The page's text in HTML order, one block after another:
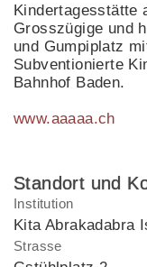
Kindertagesstätte
Grosszügige und
und Gumpiplatz
Subventionierte
Bahnhof Baden.
www.aaaaa.ch
Standort und
Institution
Kita Abrakadabra
Strasse